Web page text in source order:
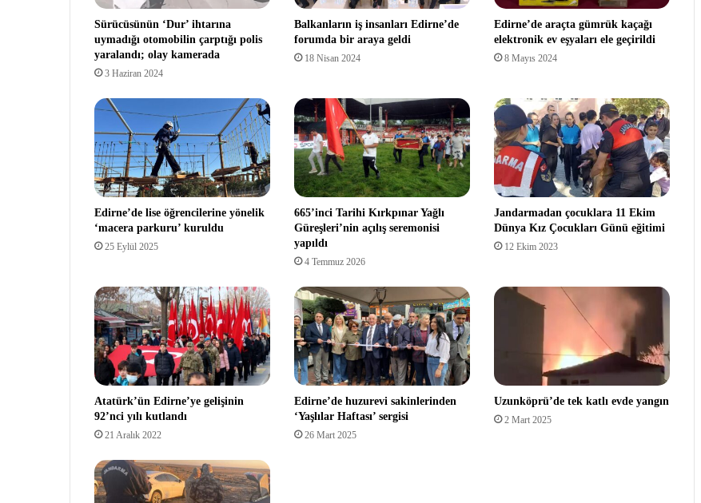
Sürücüsünün ‘Dur’ ihtarına
uymadığı otomobilin çarptığı polis
yaralandı; olay kamerada
3 Haziran 2024
Balkanların iş insanları Edirne’de
forumda bir araya geldi
18 Nisan 2024
Edirne’de araçta gümrük kaçağı
elektronik ev eşyaları ele geçirildi
8 Mayıs 2024
Edirne’de lise öğrencilerine yönelik
‘macera parkuru’ kuruldu
25 Eylül 2025
665’inci Tarihi Kırkpınar Yağlı
Güreşleri’nin açılış seremonisi
yapıldı
4 Temmuz 2026
Jandarmadan çocuklara 11 Ekim
Dünya Kız Çocukları Günü eğitimi
12 Ekim 2023
Atatürk’ün Edirne’ye gelişinin
92’nci yılı kutlandı
21 Aralık 2022
Edirne’de huzurevi sakinlerinden
‘Yaşlılar Haftası’ sergisi
26 Mart 2025
Uzunköprü’de tek katlı evde yangın
2 Mart 2025